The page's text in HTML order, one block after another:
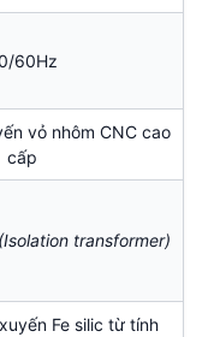
60Hz
vỏ nhôm CNC cao
cấp
(Isolation transformer)
Fe silic từ tính